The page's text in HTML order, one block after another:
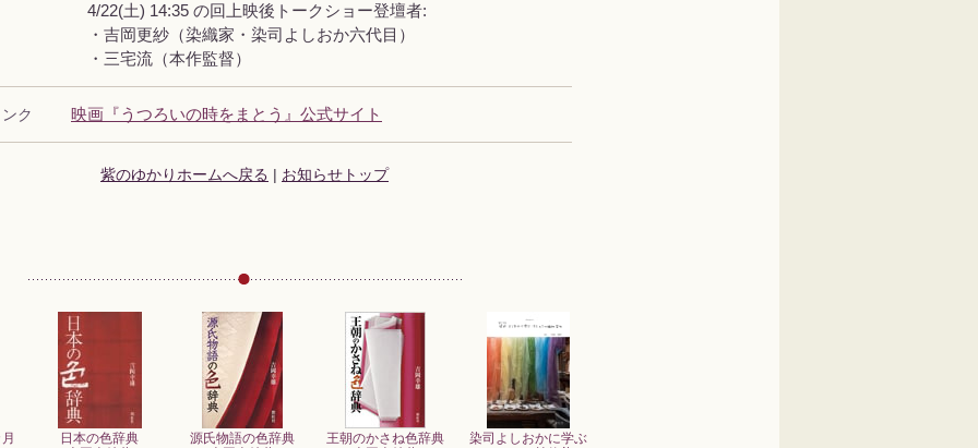
4/22(土) 14:35 の回上映後トークショー登壇者:
・吉岡更紗（染織家・染司よしおか六代目）
・三宅流（本作監督）
ク 映画『うつろいの時をまとう』公式サイト
紫のゆかりホームへ戻る | お知らせトップ
日本の色辞典
源氏物語の色辞典
王朝のかさね色辞典
染司よしおかに学ぶ